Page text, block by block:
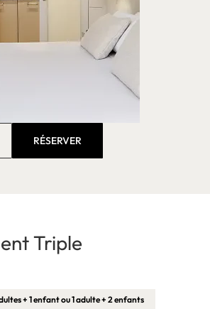
RÉSERVER
Triple
+ 1 enfant ou 1 adulte + 2 enfants